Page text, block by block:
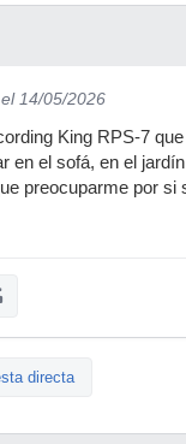
el 14/05/2026
King RPS-7
en el sofá, en el
preocuparme por si
directa